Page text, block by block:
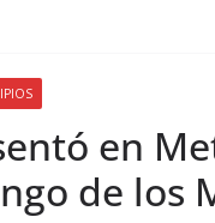
en
de los